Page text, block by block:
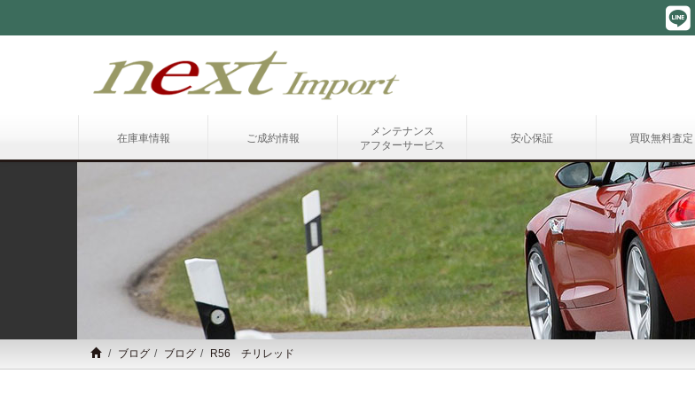
在庫車情報 ご成約情報
メンテナンス
アフターサービス
安心保証 買取無料査定
ブログ ブログ R56 チリレッド